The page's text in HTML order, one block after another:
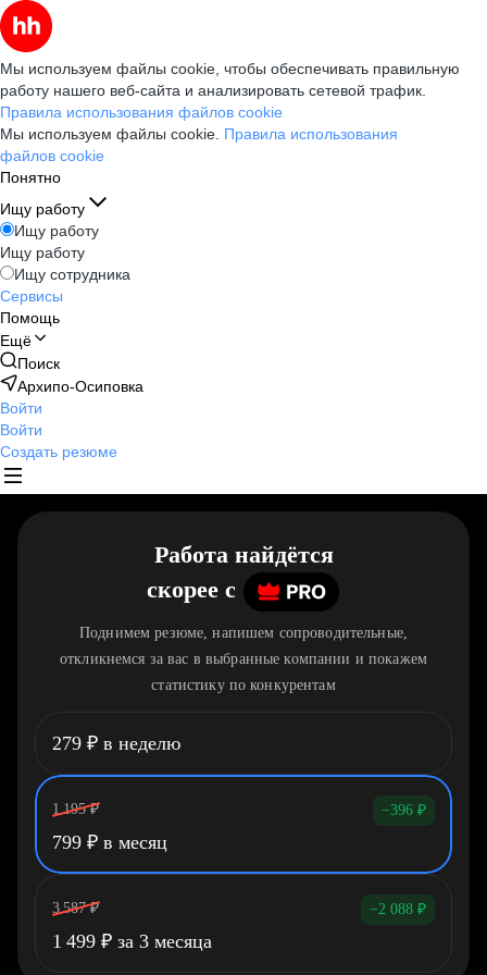
Мы используем файлы cookie, чтобы обеспечивать правильную
работу нашего веб-сайта и анализировать сетевой трафик.
Правила использования файлов cookie
Мы используем файлы cookie. Правила использования
файлов cookie
Понятно
Ищу работу
Ищу работу
Ищу работу
Ищу сотрудника
Сервисы
Помощь
Ещё
Поиск
Архипо-Осиповка
Войти
Войти
Создать резюме
Работа найдётся
скорее c
Поднимем резюме, напишем сопроводительные,
откликнемся за вас в выбранные компании и покажем
статистику по конкурентам
279 ₽ в неделю
1 195 ₽ −396 ₽
799 ₽ в месяц
3 587 ₽ −2 088 ₽
1 499 ₽ за 3 месяца